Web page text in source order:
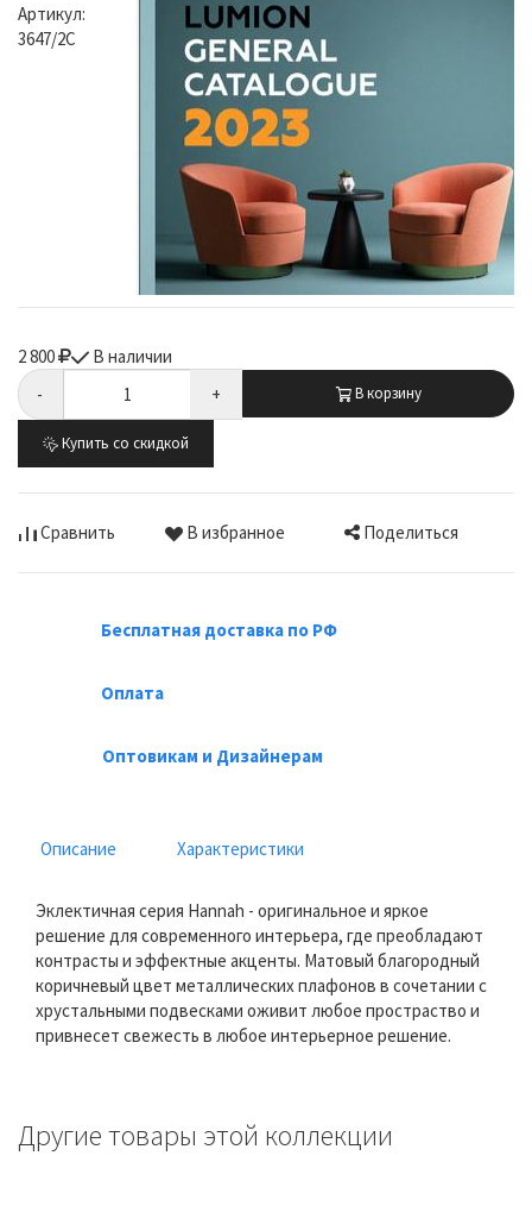
Артикул:
3647/2C
2 800
В наличии
-
+ В корзину
Купить со скидкой
Сравнить В избранное Поделиться
Бесплатная доставка по РФ
Оплата
Оптовикам и Дизайнерам
Описание Характеристики
Эклектичная серия Hannah - оригинальное и яркое
решение для современного интерьера, где преобладают
контрасты и эффектные акценты. Матовый благородный
коричневый цвет металлических плафонов в сочетании с
хрустальными подвесками оживит любое простраство и
привнесет свежесть в любое интерьерное решение.
Другие товары этой коллекции